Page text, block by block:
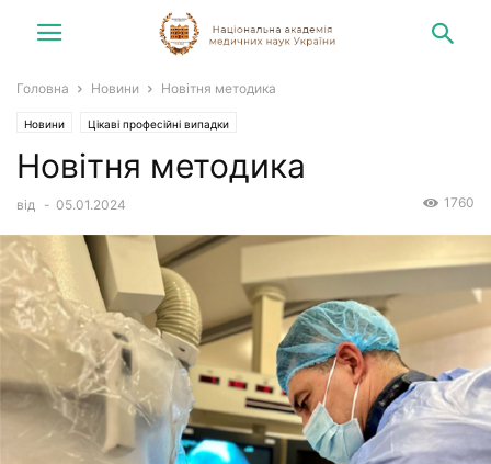
Головна Новини Новітня методика
Новини Цікаві професійні випадки
Новітня методика
від - 05.01.2024 1760